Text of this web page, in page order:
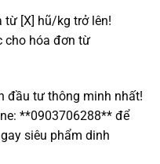
từ [X] hũ/kg trở lên!
cho hóa đơn từ
đầu tư thông minh nhất!
**0903706288** để
siêu phẩm dinh